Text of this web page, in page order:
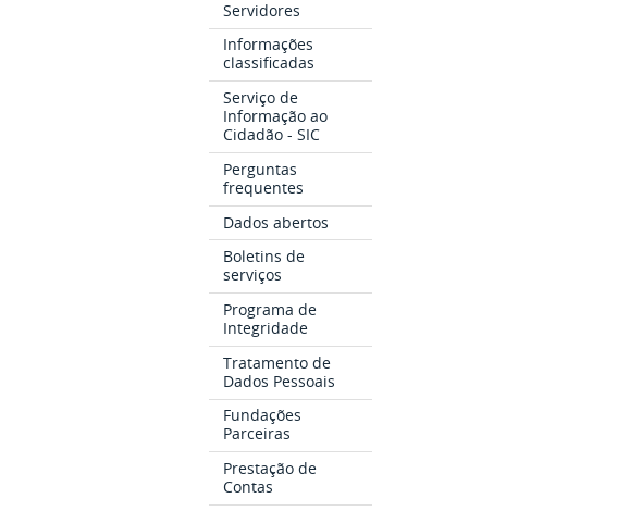
Servidores
Informações
classificadas
Serviço de
Informação ao
Cidadão - SIC
Perguntas
frequentes
Dados abertos
Boletins de
serviços
Programa de
Integridade
Tratamento de
Dados Pessoais
Fundações
Parceiras
Prestação de
Contas